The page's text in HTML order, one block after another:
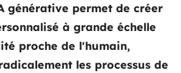
générative permet de créer
à grande échelle
proche de l'humain,
les processus de